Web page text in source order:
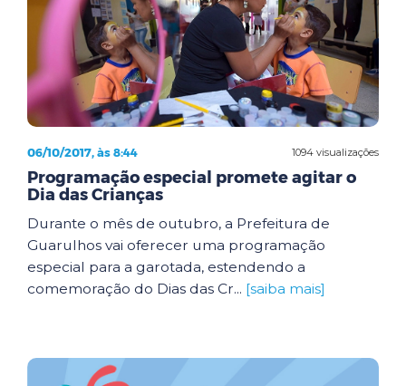
1094 visualizações
06/10/2017, às 8:44
Programação especial promete agitar o
Dia das Crianças
Durante o mês de outubro, a Prefeitura de
Guarulhos vai oferecer uma programação
especial para a garotada, estendendo a
comemoração do Dias das Cr... [saiba mais]